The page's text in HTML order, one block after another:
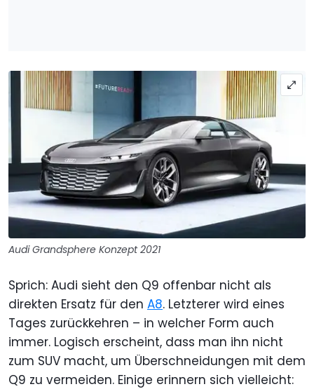
Audi Grandsphere Konzept 2021
Sprich: Audi sieht den Q9 offenbar nicht als
direkten Ersatz für den A8. Letzterer wird eines
Tages zurückkehren – in welcher Form auch
immer. Logisch erscheint, dass man ihn nicht
zum SUV macht, um Überschneidungen mit dem
Q9 zu vermeiden. Einige erinnern sich vielleicht: